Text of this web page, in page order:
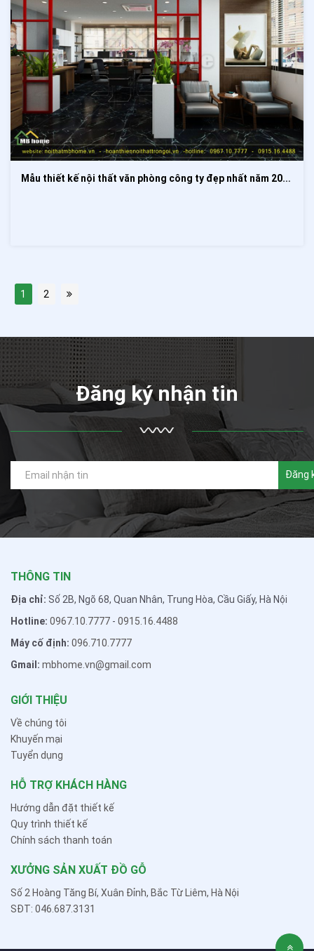
Mẫu thiết kế nội thất văn phòng công ty đẹp nhất năm 2020
1 2
Đăng ký nhận tin
Đăng
THÔNG TIN
Địa chỉ: Số 2B, Ngõ 68, Quan Nhân, Trung Hòa, Cầu Giấy, Hà Nội
Hotline: 0967.10.7777 - 0915.16.4488
Máy cố định: 096.710.7777
Gmail: mbhome.vn@gmail.com
GIỚI THIỆU
Về chúng tôi
Khuyến mại
Tuyển dụng
HỖ TRỢ KHÁCH HÀNG
Hướng dẫn đặt thiết kế
Quy trình thiết kế
Chính sách thanh toán
XƯỞNG SẢN XUẤT ĐỒ GỖ
Số 2 Hoàng Tăng Bí, Xuân Đỉnh, Bắc Từ Liêm, Hà Nội
SĐT: 046.687.3131